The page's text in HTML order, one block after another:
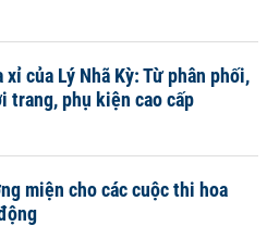
của Lý Nhã Kỳ: Từ phân phối,
phụ kiện cao cấp
miện cho các cuộc thi hoa